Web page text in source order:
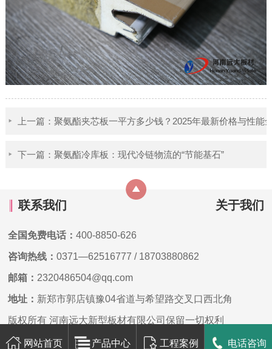
上一篇：聚氨酯夹芯板一平方多少钱？2025年最新价格与性能
下一篇：聚氨酯冷库板：现代冷链物流的“节能基石”
联系我们 关于我们
全国免费电话：400-8850-626
咨询热线：0371—62516777 / 18703880862
邮箱： 2320486504@qq.com
地址： 新郑市郭店镇豫04省道与希望路交叉口西北角
版权所有 河南远大新型板材有限公司保留一切权利
网站首页 产品中心 工程案例 电话咨询